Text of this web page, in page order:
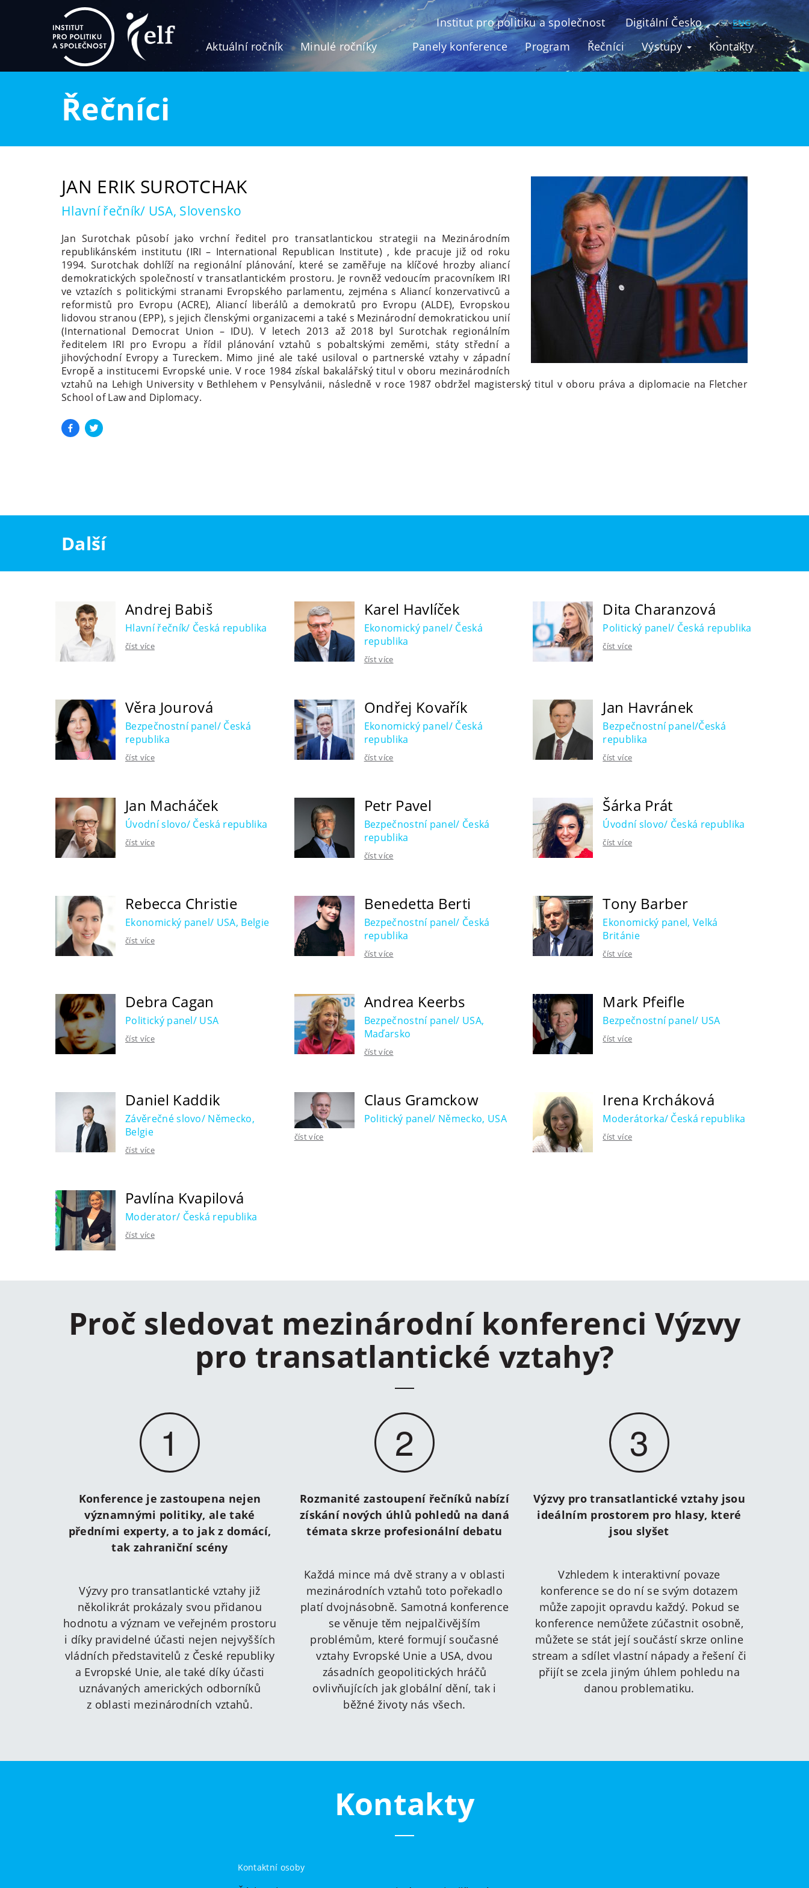
Aktuální ročník Minulé ročníky Panely konference Program Řečníci Výstupy Kontakty
Institut pro politiku a společnost Digitální Česko CZ ENG
Řečníci
JAN ERIK SUROTCHAK
Hlavní řečník/ USA, Slovensko
Jan Surotchak působí jako vrchní ředitel pro transatlantickou strategii na Mezinárodním
republikánském institutu (IRI – International Republican Institute) , kde pracuje již od roku
1994. Surotchak dohlíží na regionální plánování, které se zaměřuje na klíčové hrozby aliancí
demokratických společností v transatlantickém prostoru. Je rovněž vedoucím pracovníkem IRI
ve vztazích s politickými stranami Evropského parlamentu, zejména s Aliancí konzervativců a
reformistů pro Evropu (ACRE), Aliancí liberálů a demokratů pro Evropu (ALDE), Evropskou
lidovou stranou (EPP), s jejich členskými organizacemi a také s Mezinárodní demokratickou unií
(International Democrat Union – IDU). V letech 2013 až 2018 byl Surotchak regionálním
ředitelem IRI pro Evropu a řídil plánování vztahů s pobaltskými zeměmi, státy střední a
jihovýchodní Evropy a Tureckem. Mimo jiné ale také usiloval o partnerské vztahy v západní
Evropě a institucemi Evropské unie. V roce 1984 získal bakalářský titul v oboru mezinárodních
vztahů na Lehigh University v Bethlehem v Pensylvánii, následně v roce 1987 obdržel magisterský titul v oboru práva a diplomacie na Fletcher
School of Law and Diplomacy.
Další
Andrej Babiš
Hlavní řečník/ Česká republika
číst více
Karel Havlíček
Ekonomický panel/ Česká
republika
číst více
Dita Charanzová
Politický panel/ Česká republika
číst více
Věra Jourová
Bezpečnostní panel/ Česká
republika
číst více
Ondřej Kovařík
Ekonomický panel/ Česká
republika
číst více
Jan Havránek
Bezpečnostní panel/Česká
republika
číst více
Jan Macháček
Úvodní slovo/ Česká republika
číst více
Petr Pavel
Bezpečnostní panel/ Česká
republika
číst více
Šárka Prát
Úvodní slovo/ Česká republika
číst více
Rebecca Christie
Ekonomický panel/ USA, Belgie
číst více
Benedetta Berti
Bezpečnostní panel/ Česká
republika
číst více
Tony Barber
Ekonomický panel, Velká
Británie
číst více
Debra Cagan
Politický panel/ USA
číst více
Andrea Keerbs
Bezpečnostní panel/ USA,
Maďarsko
číst více
Mark Pfeifle
Bezpečnostní panel/ USA
číst více
Daniel Kaddik
Závěrečné slovo/ Německo,
Belgie
číst více
Claus Gramckow
Politický panel/ Německo, USA
číst více
Irena Krcháková
Moderátorka/ Česká republika
číst více
Pavlína Kvapilová
Moderator/ Česká republika
číst více
Proč sledovat mezinárodní konferenci Výzvy
pro transatlantické vztahy?
1
Konference je zastoupena nejen
významnými politiky, ale také
předními experty, a to jak z domácí,
tak zahraniční scény
Výzvy pro transatlantické vztahy již
několikrát prokázaly svou přidanou
hodnotu a význam ve veřejném prostoru
i díky pravidelné účasti nejen nejvyšších
vládních představitelů z České republiky
a Evropské Unie, ale také díky účasti
uznávaných amerických odborníků
z oblasti mezinárodních vztahů.
2
Rozmanité zastoupení řečníků nabízí
získání nových úhlů pohledů na daná
témata skrze profesionální debatu
Každá mince má dvě strany a v oblasti
mezinárodních vztahů toto pořekadlo
platí dvojnásobně. Samotná konference
se věnuje těm nejpalčivějším
problémům, které formují současné
vztahy Evropské Unie a USA, dvou
zásadních geopolitických hráčů
ovlivňujících jak globální dění, tak i
běžné životy nás všech.
3
Výzvy pro transatlantické vztahy jsou
ideálním prostorem pro hlasy, které
jsou slyšet
Vzhledem k interaktivní povaze
konference se do ní se svým dotazem
může zapojit opravdu každý. Pokud se
konference nemůžete zúčastnit osobně,
můžete se stát její součástí skrze online
stream a sdílet vlastní nápady a řešení či
přijít se zcela jiným úhlem pohledu na
danou problematiku.
Kontakty
Kontaktní osoby